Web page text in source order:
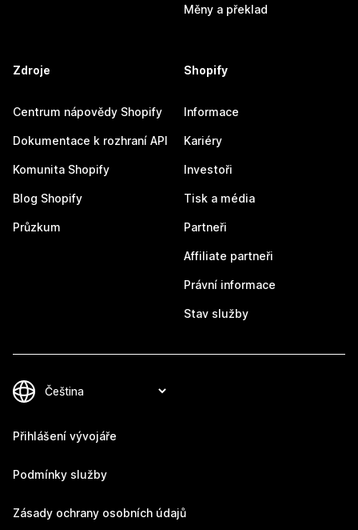
Měny a překlad
Zdroje
Centrum nápovědy Shopify
Dokumentace k rozhraní API
Komunita Shopify
Blog Shopify
Průzkum
Shopify
Informace
Kariéry
Investoři
Tisk a média
Partneři
Affiliate partneři
Právní informace
Stav služby
Přihlášení vývojáře
Podmínky služby
Zásady ochrany osobních údajů